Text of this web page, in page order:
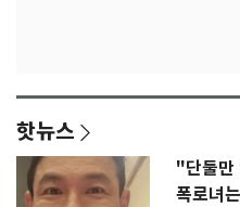
핫뉴스
"단둘만
폭로녀